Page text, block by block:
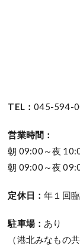
TEL：045-594-
営業時間：
朝 09:00～夜
朝 09:00～夜
定休日：年１回
駐車場： あり
（港北みなもの